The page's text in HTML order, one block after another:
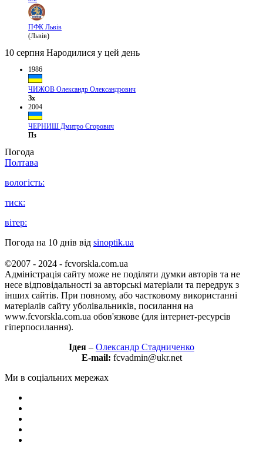
ПФК Львів
(Львів)
10 серпня Народилися у цей день
1986
ЧИЖОВ Олександр Олександрович
Зх
2004
ЧЕРНИШ Дмитро Єгорович
Пз
Погода
Полтава
вологість:
тиск:
вітер:
Погода на 10 днів від sinoptik.ua
©2007 - 2024 - fcvorskla.com.ua
Адміністрація сайту може не поділяти думки авторів та не
несе відповідальності за авторські матеріали та передрук з
інших сайтів. При повному, або частковому використанні
матеріалів сайту уболівальників, посилання на
www.fcvorskla.com.ua обов'язкове (для інтернет-ресурсів
гіперпосилання).
Ідея – Олександр Стадниченко
E-mail: fcvadmin@ukr.net
Ми в соціальних мережах